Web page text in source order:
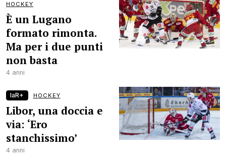
HOCKEY
È un Lugano
formato rimonta.
Ma per i due punti
non basta
4 anni
laR+ HOCKEY
Libor, una doccia e
via: ‘Ero
stanchissimo’
4 anni